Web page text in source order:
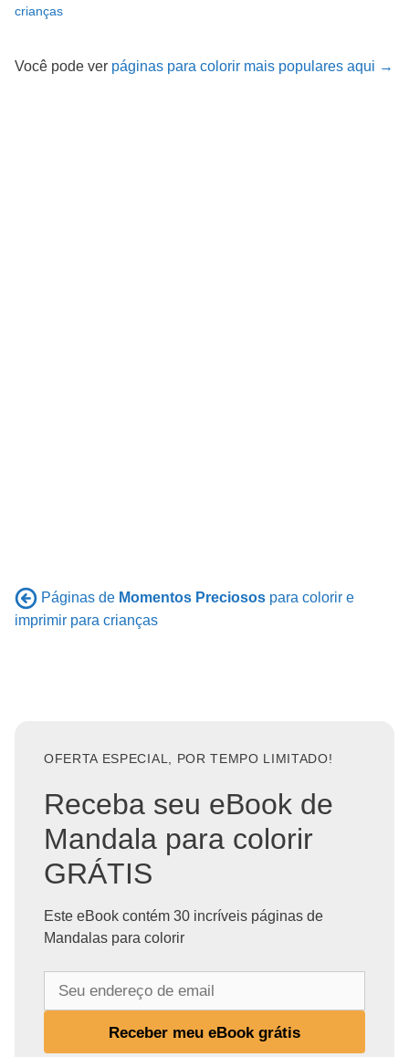
crianças
Você pode ver páginas para colorir mais populares aqui →
Páginas de Momentos Preciosos para colorir e
imprimir para crianças
OFERTA ESPECIAL, POR TEMPO LIMITADO!
Receba seu eBook de
Mandala para colorir
GRÁTIS
Este eBook contém 30 incríveis páginas de
Mandalas para colorir
Receber meu eBook grátis